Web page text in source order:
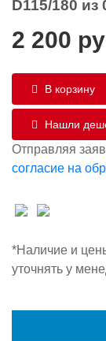
D115/180
2 200
В корзину
Нашли
Отправляя
согласие на
*Наличие и
уточнять у